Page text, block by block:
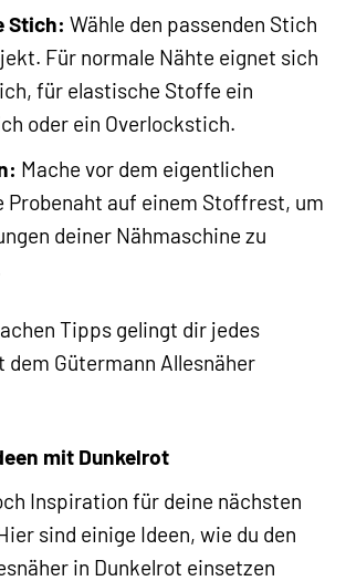
Stich: Wähle den passenden Stich
Für normale Nähte eignet sich
für elastische Stoffe ein
oder ein Overlockstich.
Mache vor dem eigentlichen
Probenaht auf einem Stoffrest, um
deiner Nähmaschine zu
Tipps gelingt dir jedes
Gütermann Allesnäher
mit Dunkelrot
Inspiration für deine nächsten
sind einige Ideen, wie du den
in Dunkelrot einsetzen